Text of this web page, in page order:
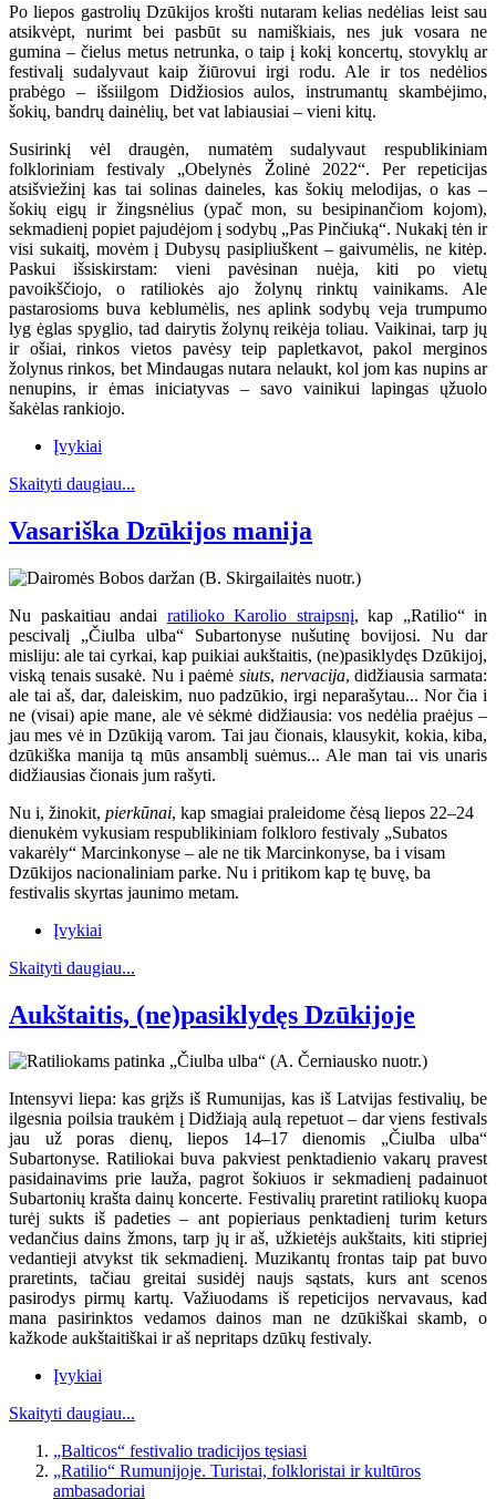
Po liepos gastrolių Dzūkijos krošti nutaram kelias nedėlias leist sau
atsikvėpt, nurimt bei pasbūt su namiškiais, nes juk vosara ne
gumina – čielus metus netrunka, o taip į kokį koncertų, stovyklų ar
festivalį sudalyvaut kaip žiūrovui irgi rodu. Ale ir tos nedėlios
prabėgo – išsiilgom Didžiosios aulos, instrumantų skambėjimo,
šokių, bandrų dainėlių, bet vat labiausiai – vieni kitų.
Susirinkį vėl draugėn, numatėm sudalyvaut respublikiniam
folkloriniam festivaly „Obelynės Žolinė 2022“. Per repeticijas
atsišviežinį kas tai solinas daineles, kas šokių melodijas, o kas –
šokių eigų ir žingsnėlius (ypač mon, su besipinančiom kojom),
sekmadienį popiet pajudėjom į sodybų „Pas Pinčiuką“. Nukakį tėn ir
visi sukaitį, movėm į Dubysų pasipliuškent – gaivumėlis, ne kitėp.
Paskui išsiskirstam: vieni pavėsinan nuėja, kiti po vietų
pavoikščiojo, o ratiliokės ajo žolynų rinktų vainikams. Ale
pastarosioms buva keblumėlis, nes aplink sodybų veja trumpumo
lyg ėglas spyglio, tad dairytis žolynų reikėja toliau. Vaikinai, tarp jų
ir ošiai, rinkos vietos pavėsy teip papletkavot, pakol merginos
žolynus rinkos, bet Mindaugas nutara nelaukt, kol jom kas nupins ar
nenupins, ir ėmas iniciatyvas – savo vainikui lapingas ųžuolo
šakėlas rankiojo.
Įvykiai
Skaityti daugiau...
Vasariška Dzūkijos manija
Nu paskaitiau andai ratilioko Karolio straipsnį, kap „Ratilio“ in
pescivalį „Čiulba ulba“ Subartonyse nušutinę bovijosi. Nu dar
misliju: ale tai cyrkai, kap puikiai aukštaitis, (ne)pasiklydęs Dzūkijoj,
viską tenais susakė. Nu i paėmė siuts, nervacija, didžiausia sarmata:
ale tai aš, dar, daleiskim, nuo padzūkio, irgi neparašytau... Nor čia i
ne (visai) apie mane, ale vė sėkmė didžiausia: vos nedėlia praėjus –
jau mes vė in Dzūkiją varom. Tai jau čionais, klausykit, kokia, kiba,
dzūkiška manija tą mūs ansamblį suėmus... Ale man tai vis unaris
didžiausias čionais jum rašyti.
Nu i, žinokit, pierkūnai, kap smagiai praleidome čėsą liepos 22–24
dienukėm vykusiam respublikiniam folkloro festivaly „Subatos
vakarėly“ Marcinkonyse – ale ne tik Marcinkonyse, ba i visam
Dzūkijos nacionaliniam parke. Nu i pritikom kap tę buvę, ba
festivalis skyrtas jaunimo metam.
Įvykiai
Skaityti daugiau...
Aukštaitis, (ne)pasiklydęs Dzūkijoje
Intensyvi liepa: kas grįžs iš Rumunijas, kas iš Latvijas festivalių, be
ilgesnia poilsia traukėm į Didžiają aulą repetuot – dar viens festivals
jau už poras dienų, liepos 14–17 dienomis „Čiulba ulba“
Subartonyse. Ratiliokai buva pakviest penktadienio vakarų pravest
pasidainavims prie lauža, pagrot šokiuos ir sekmadienį padainuot
Subartonių krašta dainų koncerte. Festivalių praretint ratiliokų kuopa
turėj sukts iš padeties – ant popieriaus penktadienį turim keturs
vedančius dains žmons, tarp jų ir aš, užkietėjs aukštaits, kiti stipriej
vedantieji atvykst tik sekmadienį. Muzikantų frontas taip pat buvo
praretints, tačiau greitai susidėj naujs sąstats, kurs ant scenos
pasirodys pirmų kartų. Važiuodams iš repeticijos nervavaus, kad
mana pasirinktos vedamos dainos man ne dzūkiškai skamb, o
kažkode aukštaitiškai ir aš nepritaps dzūkų festivaly.
Įvykiai
Skaityti daugiau...
„Balticos“ festivalio tradicijos tęsiasi
„Ratilio“ Rumunijoje. Turistai, folkloristai ir kultūros
ambasadoriai